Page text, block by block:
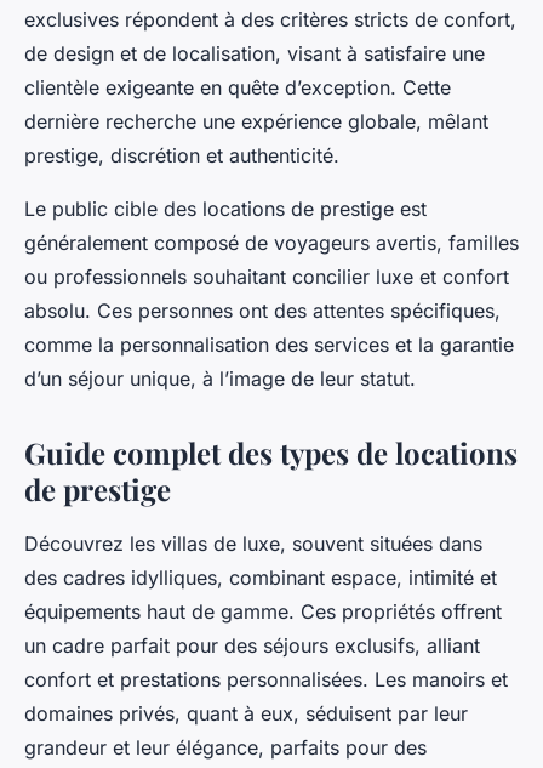
exclusives répondent à des critères stricts de confort,
de design et de localisation, visant à satisfaire une
clientèle exigeante en quête d’exception. Cette
dernière recherche une expérience globale, mêlant
prestige, discrétion et authenticité.
Le public cible des locations de prestige est
généralement composé de voyageurs avertis, familles
ou professionnels souhaitant concilier luxe et confort
absolu. Ces personnes ont des attentes spécifiques,
comme la personnalisation des services et la garantie
d’un séjour unique, à l’image de leur statut.
Guide complet des types de locations
de prestige
Découvrez les villas de luxe, souvent situées dans
des cadres idylliques, combinant espace, intimité et
équipements haut de gamme. Ces propriétés offrent
un cadre parfait pour des séjours exclusifs, alliant
confort et prestations personnalisées. Les manoirs et
domaines privés, quant à eux, séduisent par leur
grandeur et leur élégance, parfaits pour des